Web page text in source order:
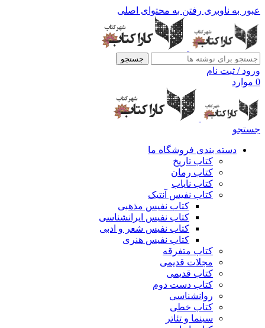
عبور به ناوبری رفتن به محتوای اصلی
جستجو
ورود / ثبت نام
0 موارد
جستجو
دسته بندی فروشگاه ما
کتاب تاریخ
کتاب رمان
کتاب نایاب
کتاب نفیس آنتیک
کتاب نفیس مذهبی
کتاب نفیس ایرانشناسی
کتاب نفیس شعر و ادبی
کتاب نفیس هنری
کتاب متفرقه
مجلات قدیمی
کتاب قدیمی
کتاب دست دوم
روانشناسی
کتاب خطی
سینما و تئاتر